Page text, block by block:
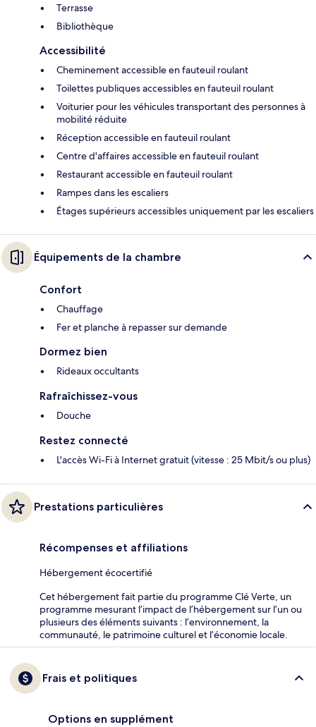
Terrasse
Bibliothèque
Accessibilité
Cheminement accessible en fauteuil roulant
Toilettes publiques accessibles en fauteuil roulant
Voiturier pour les véhicules transportant des personnes à
mobilité réduite
Réception accessible en fauteuil roulant
Centre d'affaires accessible en fauteuil roulant
Restaurant accessible en fauteuil roulant
Rampes dans les escaliers
Étages supérieurs accessibles uniquement par les escaliers
Équipements de la chambre
Confort
Chauffage
Fer et planche à repasser sur demande
Dormez bien
Rideaux occultants
Rafraîchissez-vous
Douche
Restez connecté
L'accès Wi-Fi à Internet gratuit (vitesse : 25 Mbit/s ou plus)
Prestations particulières
Récompenses et affiliations
Hébergement écocertifié
Cet hébergement fait partie du programme Clé Verte, un
programme mesurant l’impact de l’hébergement sur l’un ou
plusieurs des éléments suivants : l’environnement, la
communauté, le patrimoine culturel et l’économie locale.
Frais et politiques
Options en supplément